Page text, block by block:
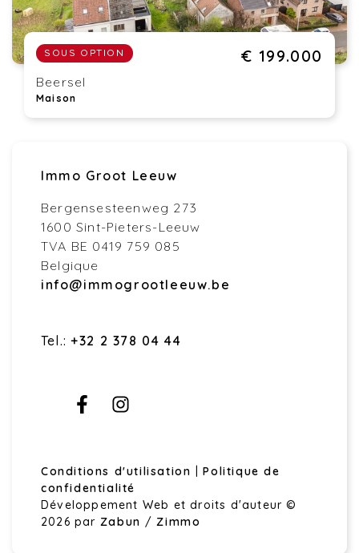
SOUS OPTION € 199.000
Beersel
Maison
Immo Groot Leeuw
Bergensesteenweg 273
1600 Sint-Pieters-Leeuw
TVA BE 0419 759 085
Belgique
info@immogrootleeuw.be
Tel.: +32 2 378 04 44
Conditions d'utilisation |Politique de
confidentialité
Développement Web et droits d'auteur ©
2026 par Zabun /Zimmo